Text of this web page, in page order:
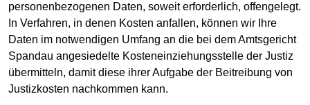
personenbezogenen Daten, soweit erforderlich, offengelegt.
In Verfahren, in denen Kosten anfallen, können wir Ihre
Daten im notwendigen Umfang an die bei dem Amtsgericht
Spandau angesiedelte Kosteneinziehungsstelle der Justiz
übermitteln, damit diese ihrer Aufgabe der Beitreibung von
Justizkosten nachkommen kann.